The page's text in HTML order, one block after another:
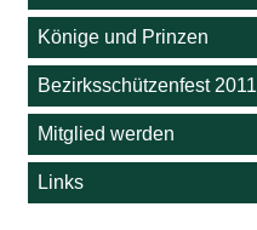
Könige und Prinzen
Bezirksschützenfest 2011
Mitglied werden
Links